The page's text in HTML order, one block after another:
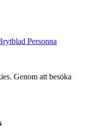
Personna
Genom att besöka